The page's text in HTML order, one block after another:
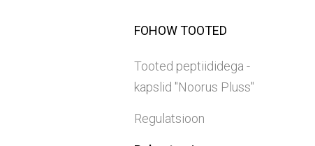
FOHOW TOOTED
Tooted peptiididega -
kapslid "Noorus Pluss"
Regulatsioon